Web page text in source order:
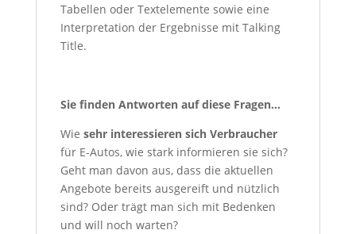
Tabellen oder Textelemente sowie eine
Interpretation der Ergebnisse mit Talking
Title.
Sie finden Antworten auf diese Fragen…
Wie sehr interessieren sich Verbraucher
für E-Autos, wie stark informieren sie sich?
Geht man davon aus, dass die aktuellen
Angebote bereits ausgereift und nützlich
sind? Oder trägt man sich mit Bedenken
und will noch warten?